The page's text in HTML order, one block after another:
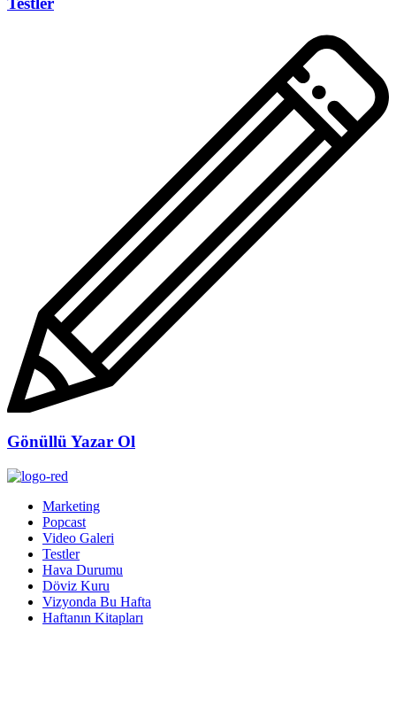
Gönüllü Yazar Ol
Marketing
Popcast
Video Galeri
Testler
Hava Durumu
Döviz Kuru
Vizyonda Bu Hafta
Haftanın Kitapları